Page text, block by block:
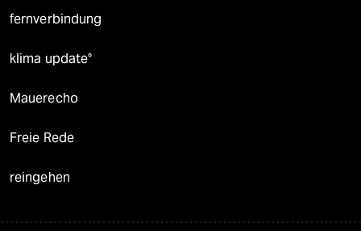
fernverbindung
klima update°
Mauerecho
Freie Rede
reingehen